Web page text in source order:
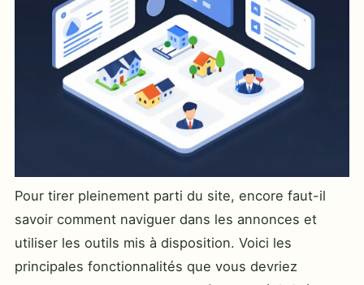
Pour tirer pleinement parti du site, encore faut-il
savoir comment naviguer dans les annonces et
utiliser les outils mis à disposition. Voici les
principales fonctionnalités que vous devriez